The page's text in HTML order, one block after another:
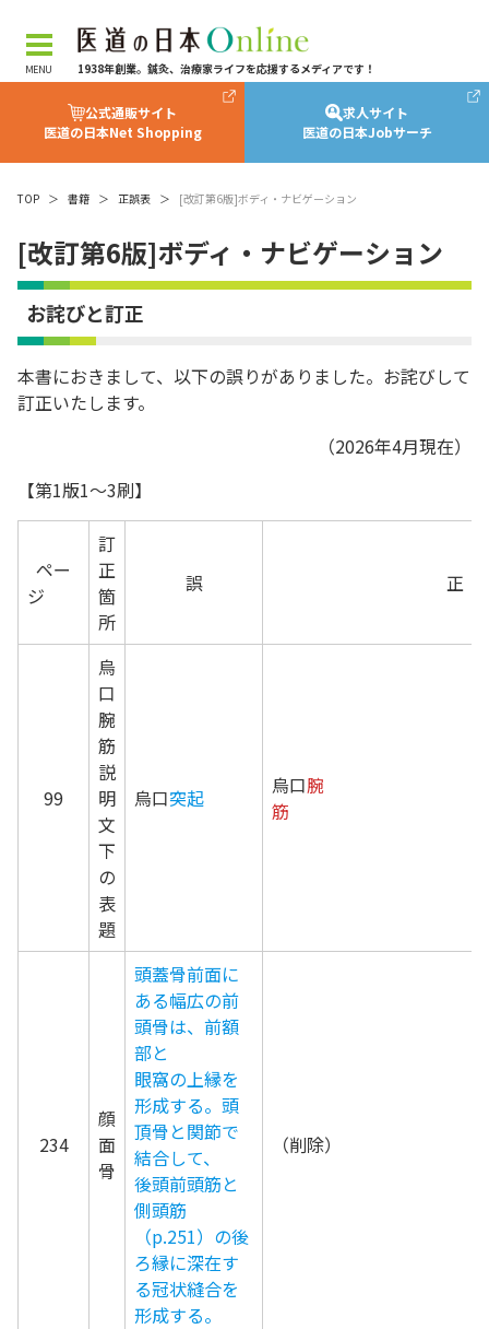
1938年創業。鍼灸、治療家ライフを応援するメディアです！
公式通販サイト
医道の日本Net Shopping
求人サイト
医道の日本Jobサーチ
TOP ＞ 書籍 ＞ 正誤表 ＞ [改訂第6版]ボディ・ナビゲーション
[改訂第6版]ボディ・ナビゲーション
お詫びと訂正
本書におきまして、以下の誤りがありました。お詫びして
訂正いたします。
（2026年4月現在）
【第1版1～3刷】
ペー
ジ
訂
正
箇
所
誤 正
99
烏
口
腕
筋
説
明
文
下
の
表
題
烏口突起 烏口腕
筋
234
顔
面
骨
頭蓋骨前面に
ある幅広の前
頭骨は、前額
部と
眼窩の上縁を
形成する。頭
頂骨と関節で
結合して、
後頭前頭筋と
側頭筋
（p.251）の後
ろ縁に深在す
る冠状縫合を
形成する。
（削